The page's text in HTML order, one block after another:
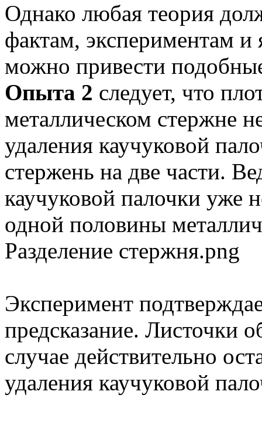
Однако любая теория
фактам, экспериментам
можно привести
Опыта 2 следует, что
металлическом стержне
удаления каучуковой
стержень на две части.
каучуковой палочки уже
одной половины
Разделение стержня.png
Эксперимент
предсказание. Листочки
случае действительно
удаления каучуковой